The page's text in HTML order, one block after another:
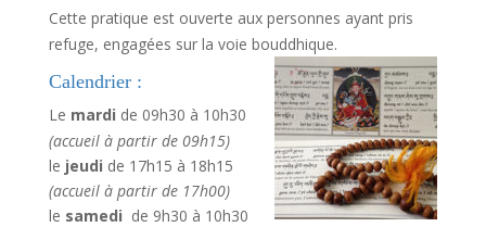
Cette pratique est ouverte aux personnes ayant pris
refuge, engagées sur la voie bouddhique.
Calendrier :
Le mardi de 09h30 à 10h30
(accueil à partir de 09h15)
le jeudi de 17h15 à 18h15
(accueil à partir de 17h00)
le samedi de 9h30 à 10h30